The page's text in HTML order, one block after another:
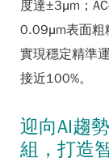
度達±3μm；
0.09μm表面粗
實現穩定精準
接近100%。
迎向AI趨
組，打造